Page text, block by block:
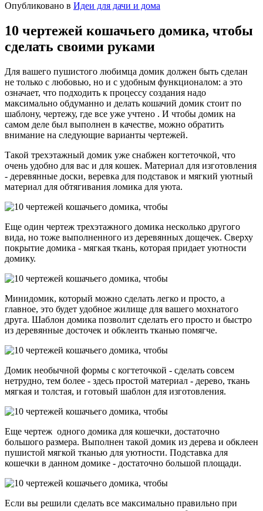
Опубликовано в Идеи для дачи и дома
10 чертежей кошачьего домика, чтобы
сделать своими руками
Для вашего пушистого любимца домик должен быть сделан
не только с любовью, но и с удобным функционалом: а это
означает, что подходить к процессу создания надо
максимально обдуманно и делать кошачий домик стоит по
шаблону, чертежу, где все уже учтено . И чтобы домик на
самом деле был выполнен в качестве, можно обратить
внимание на следующие варианты чертежей.
Такой трехэтажный домик уже снабжен когтеточкой, что
очень удобно для вас и для кошек. Материал для изготовления
- деревянные доски, веревка для подставок и мягкий уютный
материал для обтягивания ломика для уюта.
Еще один чертеж трехэтажного домика несколько другого
вида, но тоже выполненного из деревянных дощечек. Сверху
покрытие домика - мягкая ткань, которая придает уютности
домику.
Минидомик, который можно сделать легко и просто, а
главное, это будет удобное жилище для вашего мохнатого
друга. Шаблон домика позволит сделать его просто и быстро
из деревянные досточек и обклеить тканью помягче.
Домик необычной формы с когтеточкой - сделать совсем
нетрудно, тем более - здесь простой материал - дерево, ткань
мягкая и толстая, и готовый шаблон для изготовления.
Еще чертеж одного домика для кошечки, достаточно
большого размера. Выполнен такой домик из дерева и обклеен
пушистой мягкой тканью для уютности. Подставка для
кошечки в данном домике - достаточно большой площади.
Если вы решили сделать все максимально правильно при